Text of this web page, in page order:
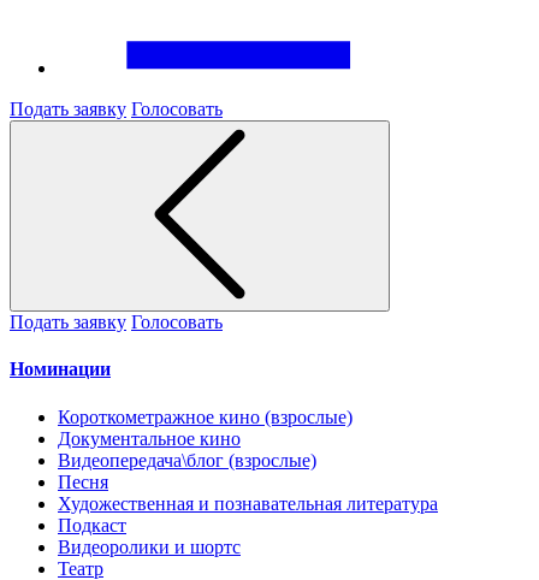
Подать заявку Голосовать
Подать заявку Голосовать
Номинации
Короткометражное кино (взрослые)
Документальное кино
Видеопередача\блог (взрослые)
Песня
Художественная и познавательная литература
Подкаст
Видеоролики и шортс
Театр